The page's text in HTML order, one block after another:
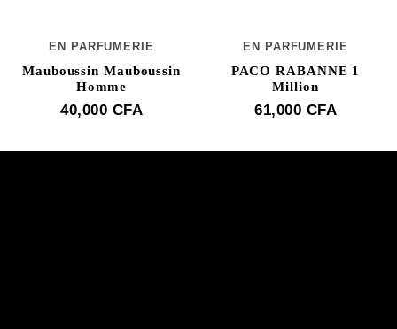
EN PARFUMERIE
Mauboussin Mauboussin
Homme
40,000 CFA
EN PARFUMERIE
PACO RABANNE 1
Million
61,000 CFA